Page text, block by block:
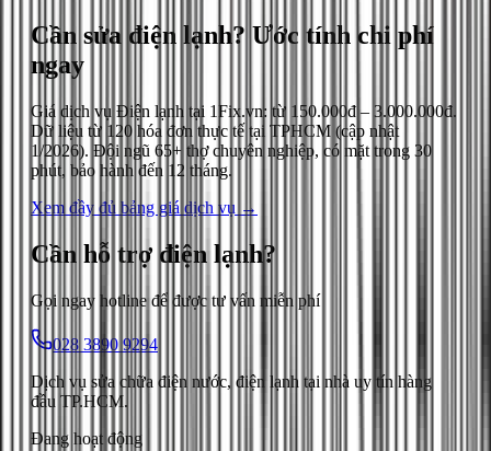
Cần sửa điện lạnh? Ước tính chi phí
ngay
Giá dịch vụ Điện lạnh tại 1Fix.vn: từ 150.000đ – 3.000.000đ.
Dữ liệu từ 120 hóa đơn thực tế tại TPHCM (cập nhật
1/2026). Đội ngũ 65+ thợ chuyên nghiệp, có mặt trong 30
phút, bảo hành đến 12 tháng.
Xem đầy đủ bảng giá dịch vụ →
Cần hỗ trợ điện lạnh?
Gọi ngay hotline để được tư vấn miễn phí
028 3890 9294
Dịch vụ sửa chữa điện nước, điện lạnh tại nhà uy tín hàng
đầu TP.HCM.
Đang hoạt động